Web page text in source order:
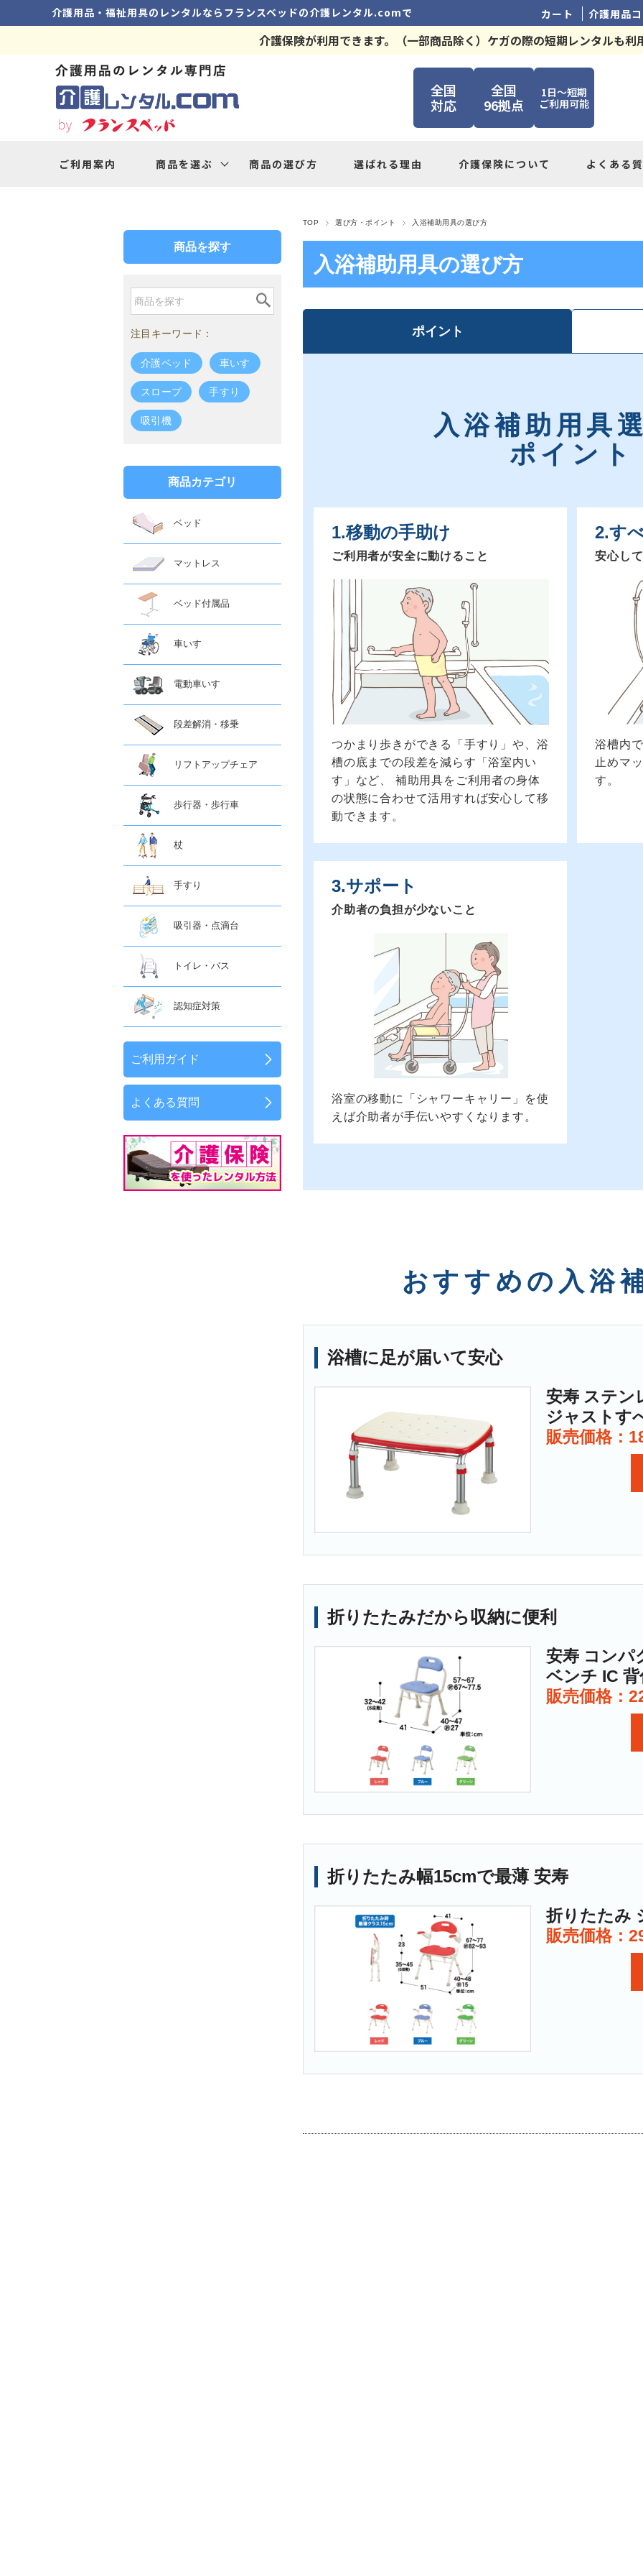
介護用品・福祉用具のレンタルなら フランスベッドの介護レンタル.comで カート 介護用品
介護保険が利用できます。（一部商品除く）ケガの際の短期レンタルも利
全国
対応
全国
96拠点
1日～短期
ご利用可能
ご利用案内 商品を選ぶ 商品の選び方 選ばれる理由 介護保険について よくある
TOP 選び方・ポイント 入浴補助用具の選び方
入浴補助用具の選び方
ポイント
入浴補助用具
ポイント
1.移動の手助け
ご利用者が安全に動けること
つかまり歩きができる「手すり」や、浴
槽の底までの段差を減らす「浴室内い
す」など、 補助用具をご利用者の身体
の状態に合わせて活用すれば安心して移
動できます。
2.す
安心し
浴槽内
止めマ
す。
3.サポート
介助者の負担が少ないこと
浴室の移動に「シャワーキャリー」を使
えば介助者が手伝いやすくなります。
おすすめの入浴
浴槽に足が届いて安心
安寿 ステン
ジャストす
販売価格：
折りたたみだから収納に便利
安寿 コンパ
ベンチ IC
販売価格：
折りたたみ幅15cmで最薄 安寿
折りたたみ
販売価格：
商品を探す
注目キーワード：
介護ベッド 車いす
スロープ 手すり
吸引機
商品カテゴリ
ベッド
マットレス
ベッド付属品
車いす
電動車いす
段差解消・移乗
リフトアップチェア
歩行器・歩行車
杖
手すり
吸引器・点滴台
トイレ・バス
認知症対策
ご利用ガイド
よくある質問